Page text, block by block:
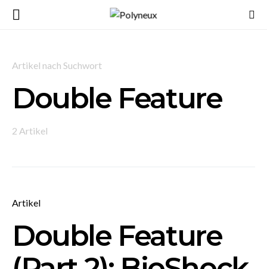
Artikel nach Suchwort
Double Feature
2 Artikel
Artikel
Double Feature